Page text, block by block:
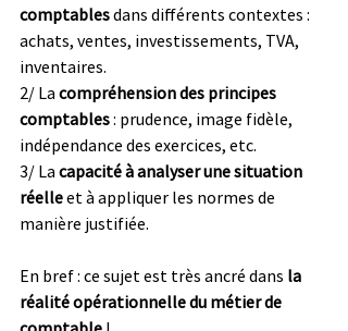
comptables dans différents contextes :
achats, ventes, investissements, TVA,
inventaires.
2/ La compréhension des principes
comptables : prudence, image fidèle,
indépendance des exercices, etc.
3/ La capacité à analyser une situation
réelle et à appliquer les normes de
manière justifiée.
En bref : ce sujet est très ancré dans la
réalité opérationnelle du métier de